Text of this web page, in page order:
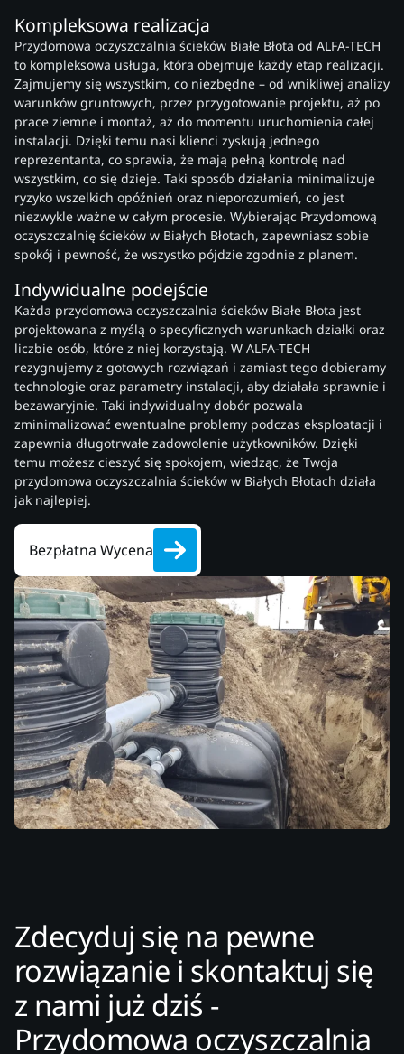
Kompleksowa realizacja
Przydomowa oczyszczalnia ścieków Białe Błota od ALFA-TECH
to kompleksowa usługa, która obejmuje każdy etap realizacji.
Zajmujemy się wszystkim, co niezbędne – od wnikliwej analizy
warunków gruntowych, przez przygotowanie projektu, aż po
prace ziemne i montaż, aż do momentu uruchomienia całej
instalacji. Dzięki temu nasi klienci zyskują jednego
reprezentanta, co sprawia, że mają pełną kontrolę nad
wszystkim, co się dzieje. Taki sposób działania minimalizuje
ryzyko wszelkich opóźnień oraz nieporozumień, co jest
niezwykle ważne w całym procesie. Wybierając Przydomową
oczyszczalnię ścieków w Białych Błotach, zapewniasz sobie
spokój i pewność, że wszystko pójdzie zgodnie z planem.
Indywidualne podejście
Każda przydomowa oczyszczalnia ścieków Białe Błota jest
projektowana z myślą o specyficznych warunkach działki oraz
liczbie osób, które z niej korzystają. W ALFA-TECH
rezygnujemy z gotowych rozwiązań i zamiast tego dobieramy
technologie oraz parametry instalacji, aby działała sprawnie i
bezawaryjnie. Taki indywidualny dobór pozwala
zminimalizować ewentualne problemy podczas eksploatacji i
zapewnia długotrwałe zadowolenie użytkowników. Dzięki
temu możesz cieszyć się spokojem, wiedząc, że Twoja
przydomowa oczyszczalnia ścieków w Białych Błotach działa
jak najlepiej.
Bezpłatna Wycena
Zdecyduj się na pewne
rozwiązanie i skontaktuj się
z nami już dziś -
Przydomowa oczyszczalnia